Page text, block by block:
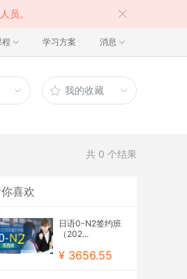
员。
学习方案 消息
我的收藏
共 0 个结果
喜欢
日语0-N2签约班
（202...
¥ 3656.55